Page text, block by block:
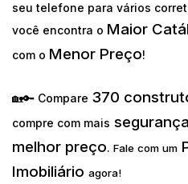
seu telefone para vários
você encontra o Maior
com o Menor Preço!
🏡🔑 Compare 370
compre com mais segurança
melhor preço. Fale com um
Imobiliário agora!